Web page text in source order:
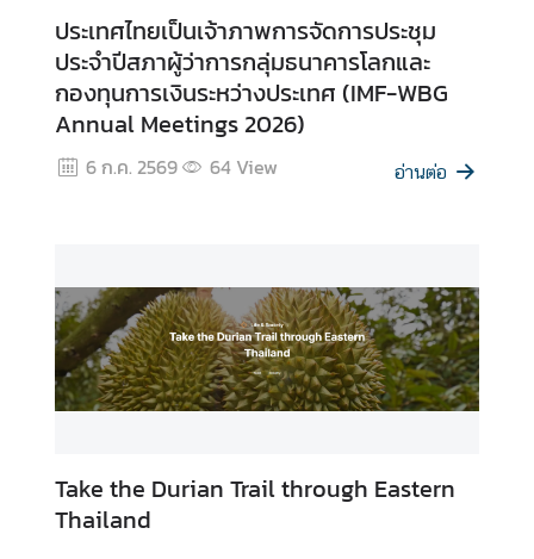
ประเทศไทยเป็นเจ้าภาพการจัดการประชุม
ประจำปีสภาผู้ว่าการกลุ่มธนาคารโลกและ
กองทุนการเงินระหว่างประเทศ (IMF-WBG
Annual Meetings 2026)
6 ก.ค. 2569 64View อ่านต่อ
Take the Durian Trail through Eastern
Thailand